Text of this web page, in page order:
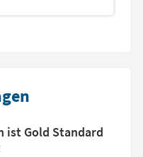
ist Gold Standard